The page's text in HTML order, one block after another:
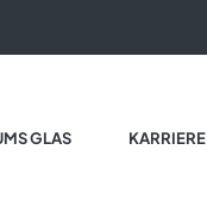
GLAS KARRIERE